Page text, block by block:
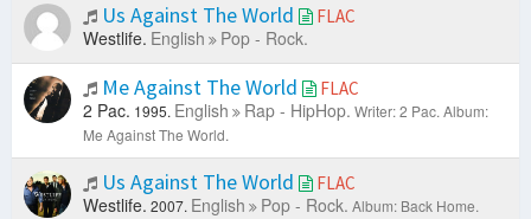
Us Against The World FLAC
Westlife. English Pop - Rock.
Me Against The World FLAC
2 Pac. 1995. English Rap - HipHop. Writer: 2 Pac. Album:
Me Against The World.
Us Against The World FLAC
Westlife. 2007. English Pop - Rock. Album: Back Home.